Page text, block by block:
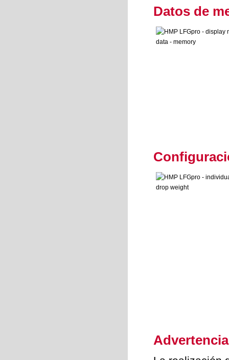
Datos de
Advertencia